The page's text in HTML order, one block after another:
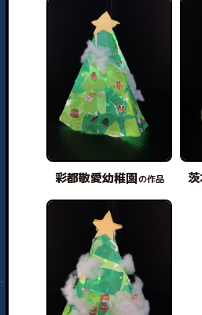
彩都敬愛幼稚園の作品